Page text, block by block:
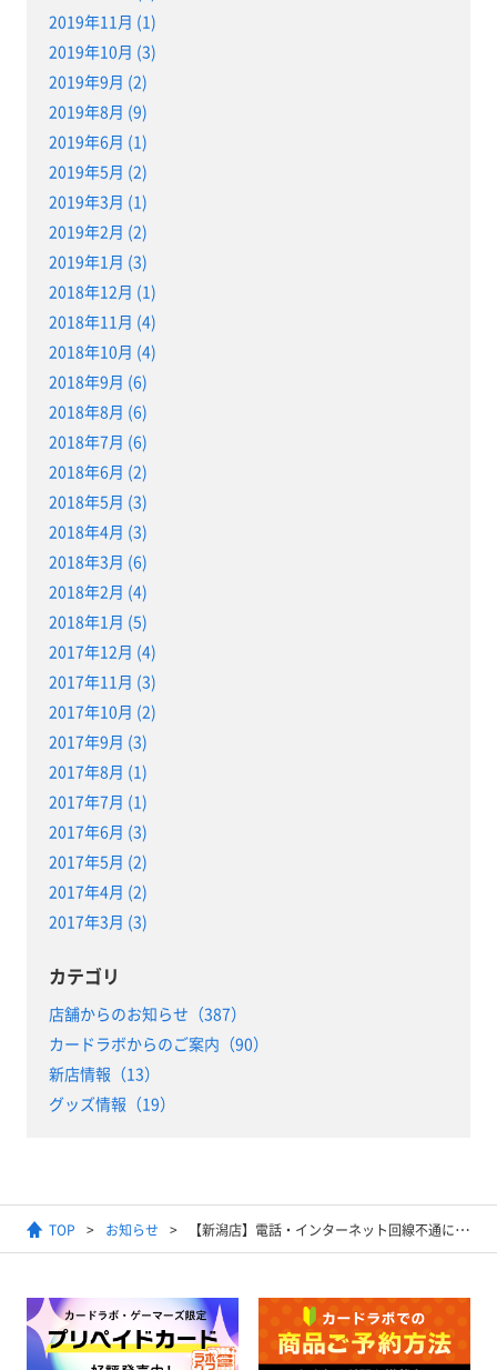
2019年11月 (1)
2019年10月 (3)
2019年9月 (2)
2019年8月 (9)
2019年6月 (1)
2019年5月 (2)
2019年3月 (1)
2019年2月 (2)
2019年1月 (3)
2018年12月 (1)
2018年11月 (4)
2018年10月 (4)
2018年9月 (6)
2018年8月 (6)
2018年7月 (6)
2018年6月 (2)
2018年5月 (3)
2018年4月 (3)
2018年3月 (6)
2018年2月 (4)
2018年1月 (5)
2017年12月 (4)
2017年11月 (3)
2017年10月 (2)
2017年9月 (3)
2017年8月 (1)
2017年7月 (1)
2017年6月 (3)
2017年5月 (2)
2017年4月 (2)
2017年3月 (3)
カテゴリ
店舗からのお知らせ（387）
カードラボからのご案内（90）
新店情報（13）
グッズ情報（19）
TOP お知らせ 【新潟店】電話・インターネット回線不通について